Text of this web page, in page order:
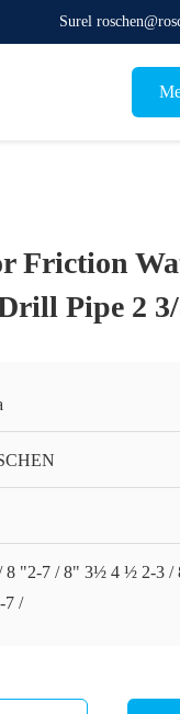
Surel
Friction
Pipe 2
8 "2-7 / 8" 3½ 4 ½ 2-3
7 /